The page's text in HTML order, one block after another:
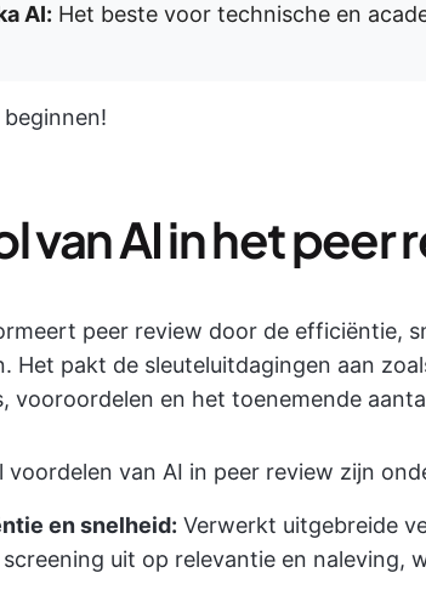
AI: Het beste voor technische en
van AI in het
peer review door de efficiëntie,
Het pakt de sleuteluitdagingen aan
vooroordelen en het toenemende
voordelen van AI in peer review zijn
en snelheid: Verwerkt uitgebreide
screening uit op relevantie en naleving,